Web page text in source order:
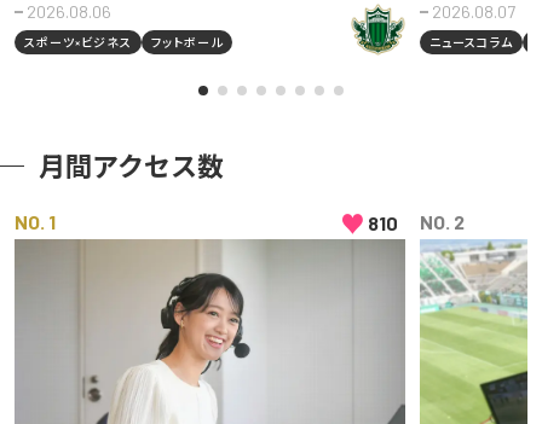
2026.08.06
スポーツ×ビジネス フットボール
2026.08.07
ニュースコラム
月間アクセス数
NO ♥ 810 NO